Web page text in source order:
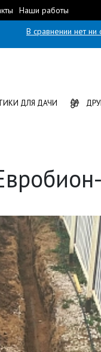
Наши работы
В сравнении нет ни
ДЛЯ ДАЧИ